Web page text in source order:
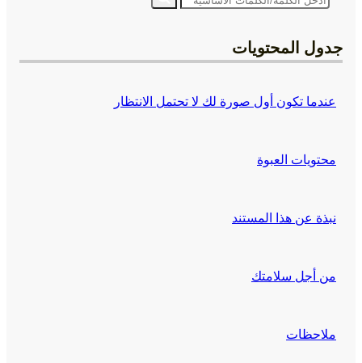
جدول المحتويات
عندما تكون أول صورة لك لا تحتمل الانتظار
محتويات العبوة
نبذة عن هذا المستند
من أجل سلامتك
ملاحظات